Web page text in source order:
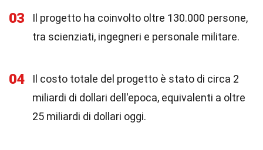
03
Il progetto ha coinvolto oltre 130.000 persone,
tra scienziati, ingegneri e personale militare.
04
Il costo totale del progetto è stato di circa 2
miliardi di dollari dell'epoca, equivalenti a oltre
25 miliardi di dollari oggi.